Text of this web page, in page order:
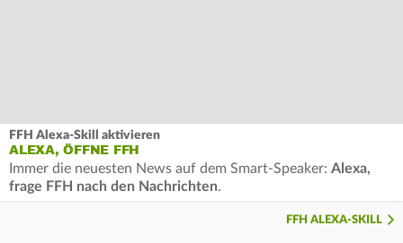
FFH Alexa-Skill aktivieren
ALEXA, ÖFFNE FFH
Immer die neuesten News auf dem Smart-Speaker: Alexa,
frage FFH nach den Nachrichten.
FFH ALEXA-SKILL